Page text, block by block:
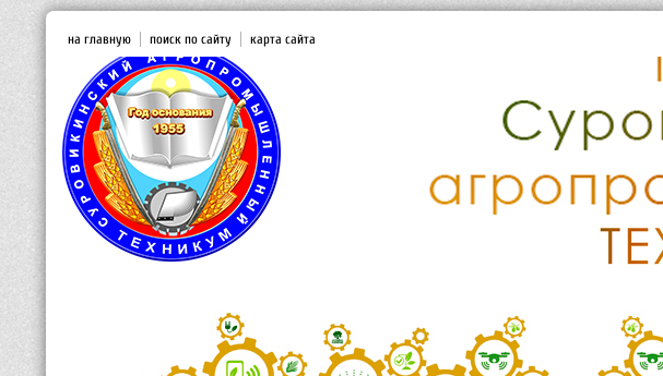
на главную поиск по сайту карта сайта